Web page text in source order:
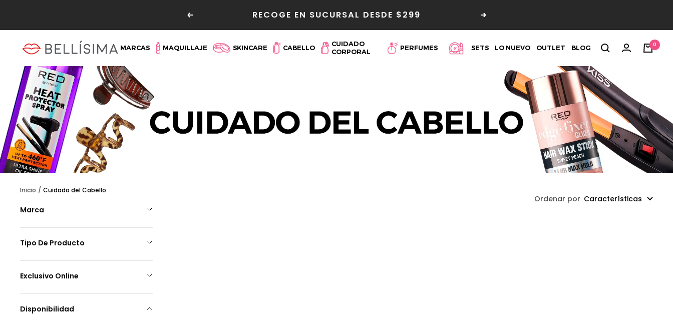
the
contenido
Anterior RECOGE EN SUCURSAL DESDE $299 Siguiente
MARCAS MAQUILLAJE SKINCARE CABELLO
CUIDADO
CORPORAL
PERFUMES SETS LO NUEVO OUTLET BLOG
Bellisima 0
Inicio Cuidado del Cabello
Marca
Tipo De Producto
Exclusivo Online
Disponibilidad
Ordenar por Características